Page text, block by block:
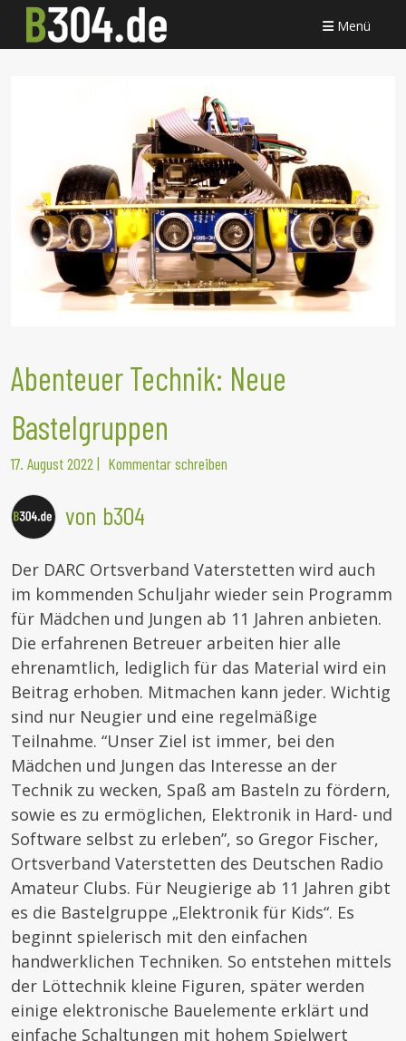
Menü
Abenteuer Technik: Neue
Bastelgruppen
17. August 2022 | Kommentar schreiben
von b304
Der DARC Ortsverband Vaterstetten wird auch
im kommenden Schuljahr wieder sein Programm
für Mädchen und Jungen ab 11 Jahren anbieten.
Die erfahrenen Betreuer arbeiten hier alle
ehrenamtlich, lediglich für das Material wird ein
Beitrag erhoben. Mitmachen kann jeder. Wichtig
sind nur Neugier und eine regelmäßige
Teilnahme. “Unser Ziel ist immer, bei den
Mädchen und Jungen das Interesse an der
Technik zu wecken, Spaß am Basteln zu fördern,
sowie es zu ermöglichen, Elektronik in Hard- und
Software selbst zu erleben”, so Gregor Fischer,
Ortsverband Vaterstetten des Deutschen Radio
Amateur Clubs. Für Neugierige ab 11 Jahren gibt
es die Bastelgruppe „Elektronik für Kids“. Es
beginnt spielerisch mit den einfachen
handwerklichen Techniken. So entstehen mittels
der Löttechnik kleine Figuren, später werden
einige elektronische Bauelemente erklärt und
einfache Schaltungen mit hohem Spielwert